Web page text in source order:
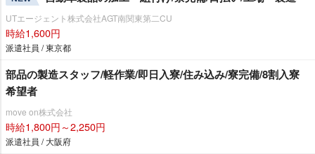
UTエージェント株式会社AGT南関東第二CU
時給1,600円
派遣社員 / 東京都
部品の製造スタッフ/軽作業/即日入寮/住み込み/寮完備/8割入寮
希望者
move on株式会社
時給1,800円～2,250円
派遣社員 / 大阪府